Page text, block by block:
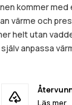
kommer med
värme och
helt utan
anpassa
Läs mer